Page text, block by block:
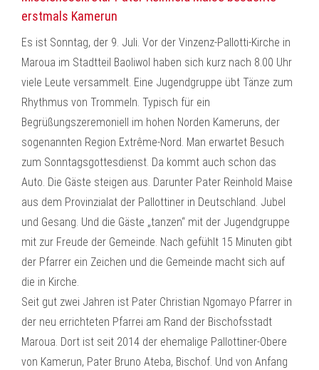
erstmals Kamerun
Es ist Sonntag, der 9. Juli. Vor der Vinzenz-Pallotti-Kirche in
Maroua im Stadtteil Baoliwol haben sich kurz nach 8.00 Uhr
viele Leute versammelt. Eine Jugendgruppe übt Tänze zum
Rhythmus von Trommeln. Typisch für ein
Begrüßungszeremoniell im hohen Norden Kameruns, der
sogenannten Region Extrême-Nord. Man erwartet Besuch
zum Sonntagsgottesdienst. Da kommt auch schon das
Auto. Die Gäste steigen aus. Darunter Pater Reinhold Maise
aus dem Provinzialat der Pallottiner in Deutschland. Jubel
und Gesang. Und die Gäste „tanzen“ mit der Jugendgruppe
mit zur Freude der Gemeinde. Nach gefühlt 15 Minuten gibt
der Pfarrer ein Zeichen und die Gemeinde macht sich auf
die in Kirche.
Seit gut zwei Jahren ist Pater Christian Ngomayo Pfarrer in
der neu errichteten Pfarrei am Rand der Bischofsstadt
Maroua. Dort ist seit 2014 der ehemalige Pallottiner-Obere
von Kamerun, Pater Bruno Ateba, Bischof. Und von Anfang